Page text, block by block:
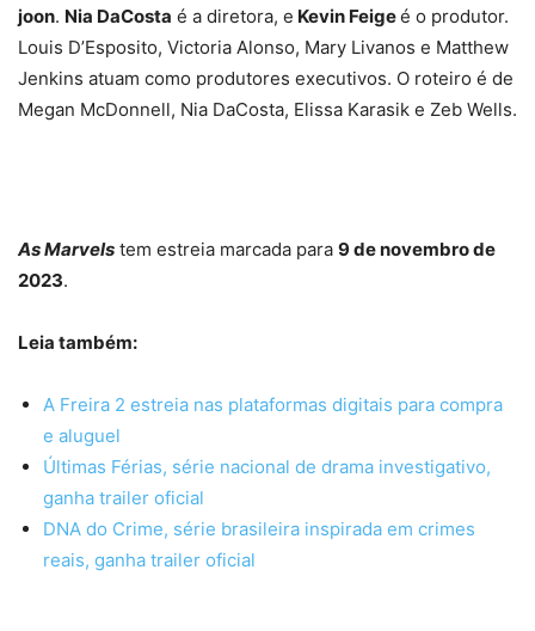
joon. Nia DaCosta é a diretora, e Kevin Feigeé o produtor.
Louis D’Esposito, Victoria Alonso, Mary Livanos e Matthew
Jenkins atuam como produtores executivos. O roteiro é de
Megan McDonnell, Nia DaCosta, Elissa Karasik e Zeb Wells.
As Marvels tem estreia marcada para 9 de novembro de
2023.
Leia também:
A Freira 2 estreia nas plataformas digitais para compra
e aluguel
Últimas Férias, série nacional de drama investigativo,
ganha trailer oficial
DNA do Crime, série brasileira inspirada em crimes
reais, ganha trailer oficial